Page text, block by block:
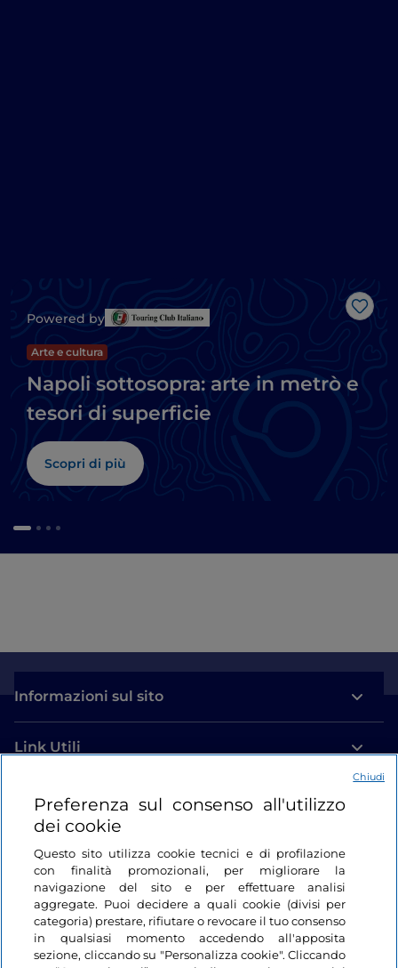
Like
Powered by
Arte e cultura
Napoli sottosopra: arte in metrò e
tesori di superficie
Scopri di più
Informazioni sul sito
Link Utili
Login
Restiamo in contatto
Preferenza sul consenso all'utilizzo
dei cookie
Questo sito utilizza cookie tecnici e di profilazione
con finalità promozionali, per migliorare la
navigazione del sito e per effettuare analisi
aggregate. Puoi decidere a quali cookie (divisi per
categoria) prestare, rifiutare o revocare il tuo consenso
in qualsiasi momento accedendo all'apposita
sezione, cliccando su "Personalizza cookie". Cliccando
Chiudi